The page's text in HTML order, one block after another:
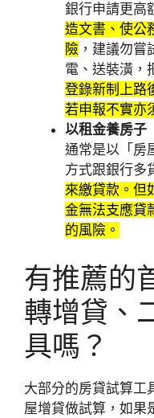
銀行申請更高
造文書、使公
險 ，建議勿
電、送裝潢，
登錄新制上路
若申報不實亦
以租金養房子
通常是以「房
方式跟銀行多
來繳貸款。但
金無法支應貸
的風險。
有推薦的
轉增貸、
具嗎？
大部分的房貸試算工
屋增貸做試算，如果